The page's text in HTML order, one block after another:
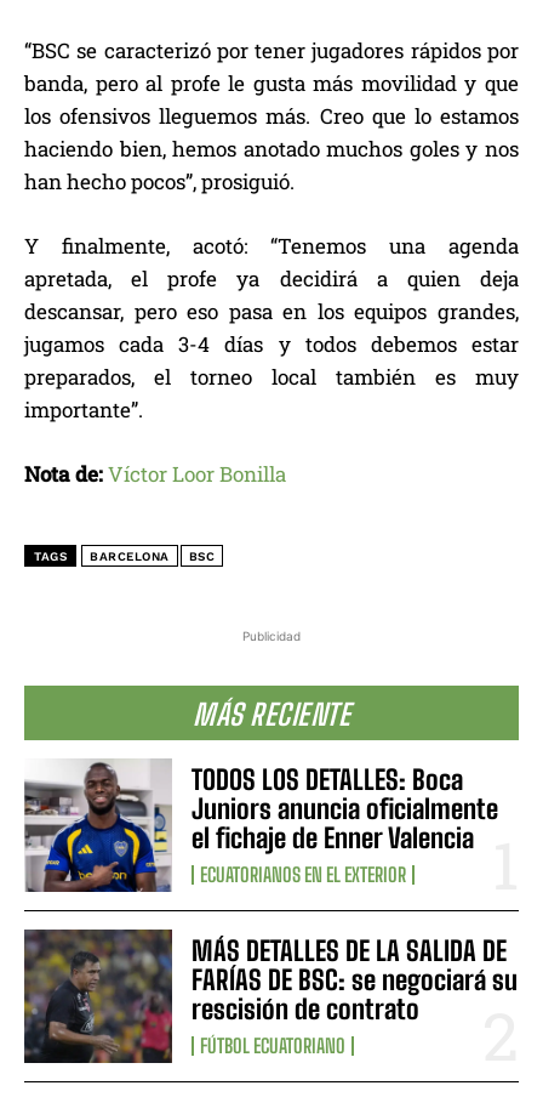
Publicidad
MÁS RECIENTE
TODOS LOS DETALLES: Boca
Juniors anuncia oficialmente
el fichaje de Enner Valencia
ECUATORIANOS EN EL EXTERIOR
MÁS DETALLES DE LA SALIDA DE
FARÍAS DE BSC: se negociará su
rescisión de contrato
FÚTBOL ECUATORIANO
“BSC se caracterizó por tener jugadores rápidos por
banda, pero al profe le gusta más movilidad y que
los ofensivos lleguemos más. Creo que lo estamos
haciendo bien, hemos anotado muchos goles y nos
han hecho pocos”, prosiguió.
Y finalmente, acotó: “Tenemos una agenda
apretada, el profe ya decidirá a quien deja
descansar, pero eso pasa en los equipos grandes,
jugamos cada 3-4 días y todos debemos estar
preparados, el torneo local también es muy
importante”.
Nota de:Víctor Loor Bonilla
TAGS BARCELONA BSC